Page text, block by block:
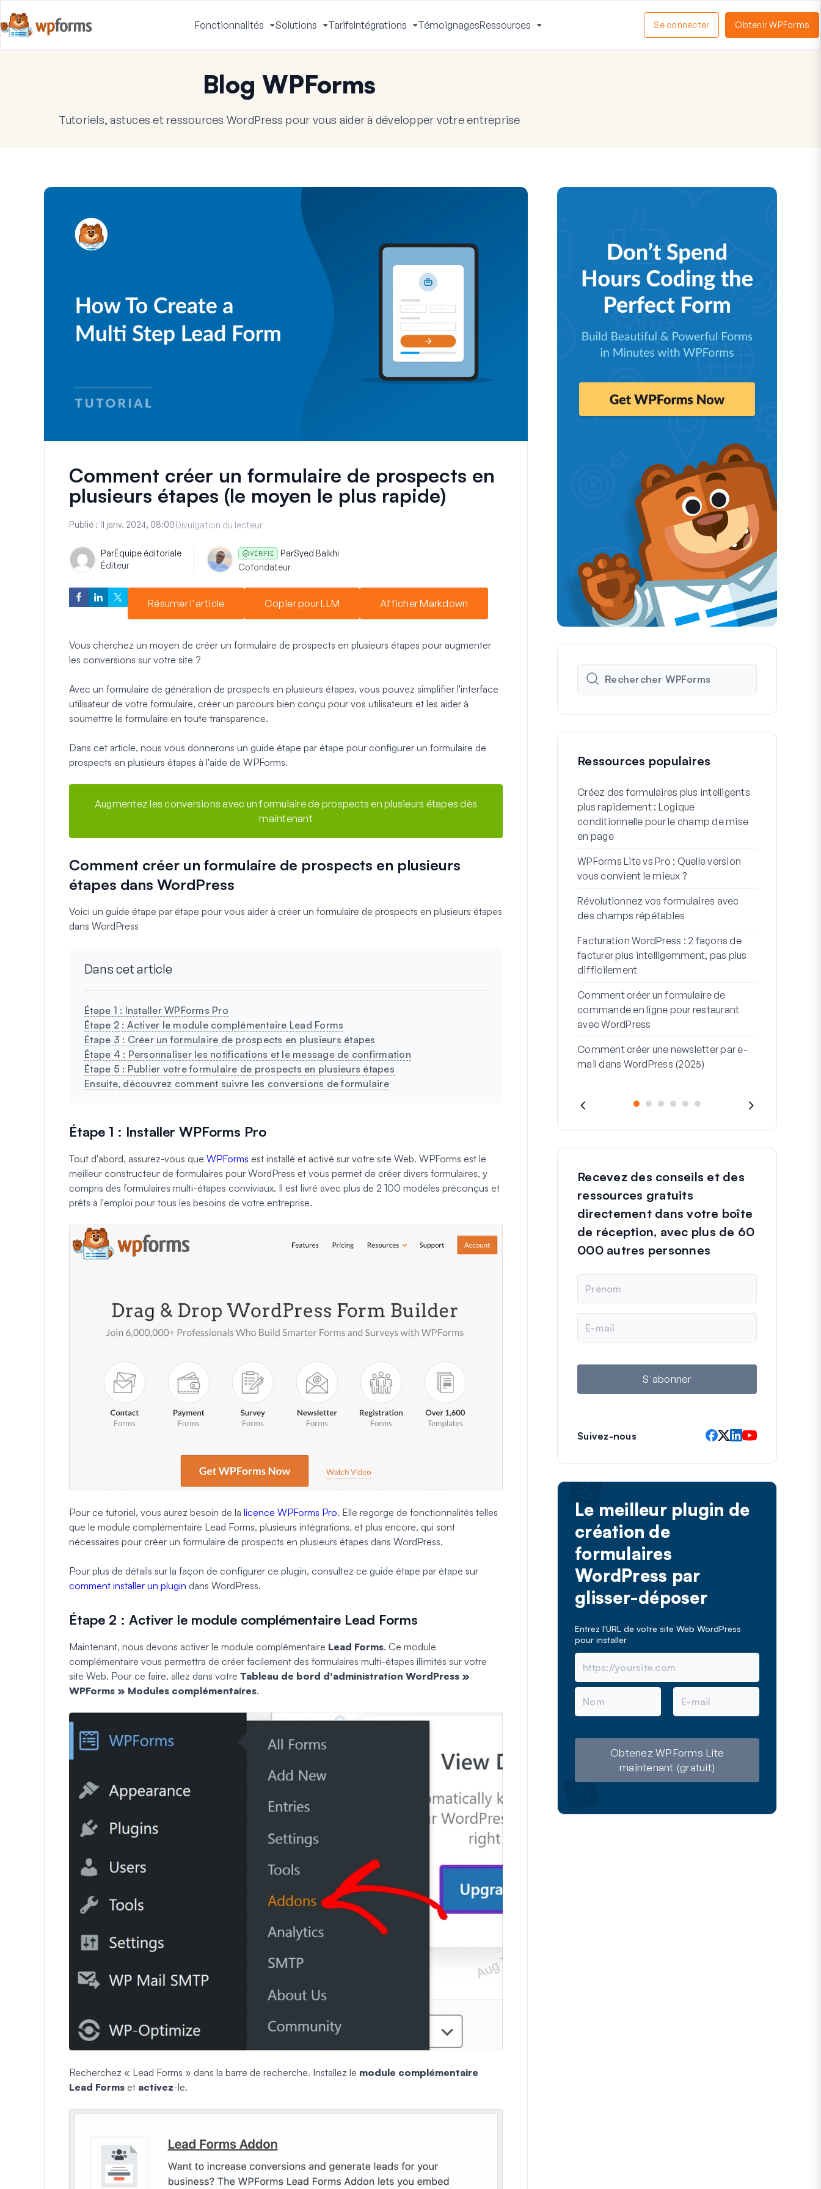
Fonctionnalités
Activer
le
Solutions
Activer
le
TarifsIntégrations
Activer
le
TémoignagesRessources
le
Se connecter Obtenir WPForms
Blog WPForms
Tutoriels, astuces et ressources WordPress pour vous aider à développer votre entreprise
Comment créer un formulaire de prospects en
plusieurs étapes (le moyen le plus rapide)
Publié : 11 janv. 2024, 08:00Divulgation du lecteur
ParÉquipe éditoriale
Éditeur
VÉRIFIÉ ParSyed Balkhi
Cofondateur
Résumer l'article Copier pour LLM Afficher Markdown
Vous cherchez un moyen de créer un formulaire de prospects en plusieurs étapes pour augmenter
les conversions sur votre site ?
Avec un formulaire de génération de prospects en plusieurs étapes, vous pouvez simplifier l'interface
utilisateur de votre formulaire, créer un parcours bien conçu pour vos utilisateurs et les aider à
soumettre le formulaire en toute transparence.
Dans cet article, nous vous donnerons un guide étape par étape pour configurer un formulaire de
prospects en plusieurs étapes à l'aide de WPForms.
Augmentez les conversions avec un formulaire de prospects en plusieurs étapes dès
maintenant
Comment créer un formulaire de prospects en plusieurs
étapes dans WordPress
Voici un guide étape par étape pour vous aider à créer un formulaire de prospects en plusieurs étapes
dans WordPress
Dans cet article
Étape 1 : Installer WPForms Pro
Étape 2 : Activer le module complémentaire Lead Forms
Étape 3 : Créer un formulaire de prospects en plusieurs étapes
Étape 4 : Personnaliser les notifications et le message de confirmation
Étape 5 : Publier votre formulaire de prospects en plusieurs étapes
Ensuite, découvrez comment suivre les conversions de formulaire
Étape 1 : Installer WPForms Pro
Tout d'abord, assurez-vous que WPForms est installé et activé sur votre site Web. WPForms est le
meilleur constructeur de formulaires pour WordPress et vous permet de créer divers formulaires, y
compris des formulaires multi-étapes conviviaux. Il est livré avec plus de 2 100 modèles préconçus et
prêts à l'emploi pour tous les besoins de votre entreprise.
Pour ce tutoriel, vous aurez besoin de la licence WPForms Pro. Elle regorge de fonctionnalités telles
que le module complémentaire Lead Forms, plusieurs intégrations, et plus encore, qui sont
nécessaires pour créer un formulaire de prospects en plusieurs étapes dans WordPress.
Pour plus de détails sur la façon de configurer ce plugin, consultez ce guide étape par étape sur
comment installer un plugin dans WordPress.
Étape 2 : Activer le module complémentaire Lead Forms
Maintenant, nous devons activer le module complémentaire Lead Forms. Ce module
complémentaire vous permettra de créer facilement des formulaires multi-étapes illimités sur votre
site Web. Pour ce faire, allez dans votre Tableau de bord d'administration WordPress »
WPForms » Modules complémentaires.
Recherchez « Lead Forms » dans la barre de recherche. Installez le module complémentaire
Lead Forms et activez-le.
Ressources populaires
Créez des formulaires plus intelligents
plus rapidement : Logique
conditionnelle pour le champ de mise
en page
WPForms Lite vs Pro : Quelle version
vous convient le mieux ?
Révolutionnez vos formulaires avec
des champs répétables
Facturation WordPress : 2 façons de
facturer plus intelligemment, pas plus
difficilement
Comment créer un formulaire de
commande en ligne pour restaurant
avec WordPress
Comment créer une newsletter par e-
mail dans WordPress (2025)
Recevez des conseils et des
ressources gratuits
directement dans votre boîte
de réception, avec plus de 60
000 autres personnes
m
m
i
S'abonner
Suivez-nous
Le meilleur plugin de
création de
formulaires
WordPress par
glisser-déposer
Entrez l'URL de votre site Web WordPress
pour installer
N
m
E
m
Obtenez WPForms Lite
maintenant (gratuit)